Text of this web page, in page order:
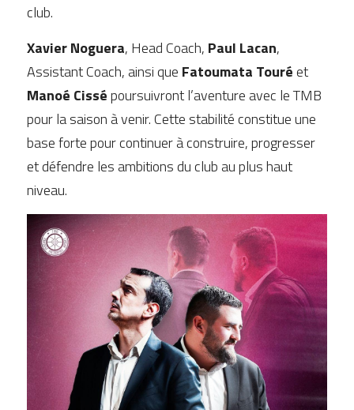
club.
Xavier Noguera, Head Coach, Paul Lacan,
Assistant Coach, ainsi que Fatoumata Touré
Manoé Cissé poursuivront l’aventure avec le TMB
pour la saison à venir. Cette stabilité constitue une
base forte pour continuer à construire, progresser
et défendre les ambitions du club au plus haut
niveau.